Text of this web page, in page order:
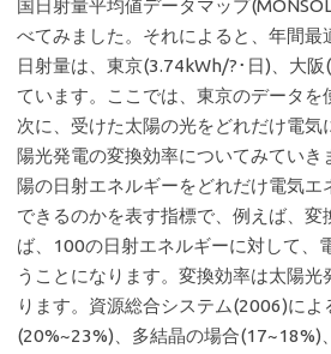
国日射量平均値データマップ
べてみました。それによると、年間最
日射量は、東京(3.74kWh/?･日)、大
ています。ここでは、東京のデータを
次に、受けた太陽の光をどれだけ電気
陽光発電の変換効率についてみていき
陽の日射エネルギーをどれだけ電気エ
できるのかを表す指標で、例えば、変
ば、100の日射エネルギーに対して、
うことになります。変換効率は太陽光
ります。資源総合システム(2006)によ
(20%~23%)、多結晶の場合(17~18%)